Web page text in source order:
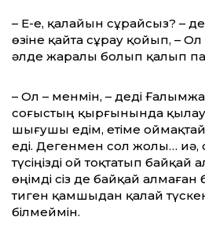
– Е-е, қалайын сұрайсыз? –
өзіне қайта сұрау қойып, –
әлде жаралы болып қалып
– Ол – менмін, – деді
соғыстың қырғынында
шығушы едім, етіме
еді. Дегенмен сол жолы… иә,
түсіңізді ой тоқтатып
өңімді сіз де байқай
тиген қамшыдан қалай
білмеймін.